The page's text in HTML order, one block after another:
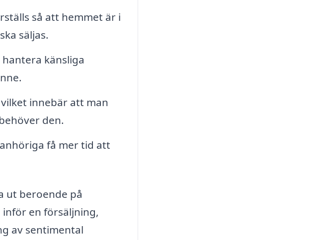
så att hemmet är i
säljas.
känsliga
innebär att man
den.
få mer tid att
ut beroende på
en försäljning,
av sentimental